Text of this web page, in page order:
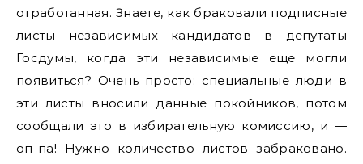
отработанная. Знаете, как браковали подписные
листы независимых кандидатов в депутаты
Госдумы, когда эти независимые еще могли
появиться? Очень просто: специальные люди в
эти листы вносили данные покойников, потом
сообщали это в избирательную комиссию, и —
оп-па! Нужно количество листов забраковано.